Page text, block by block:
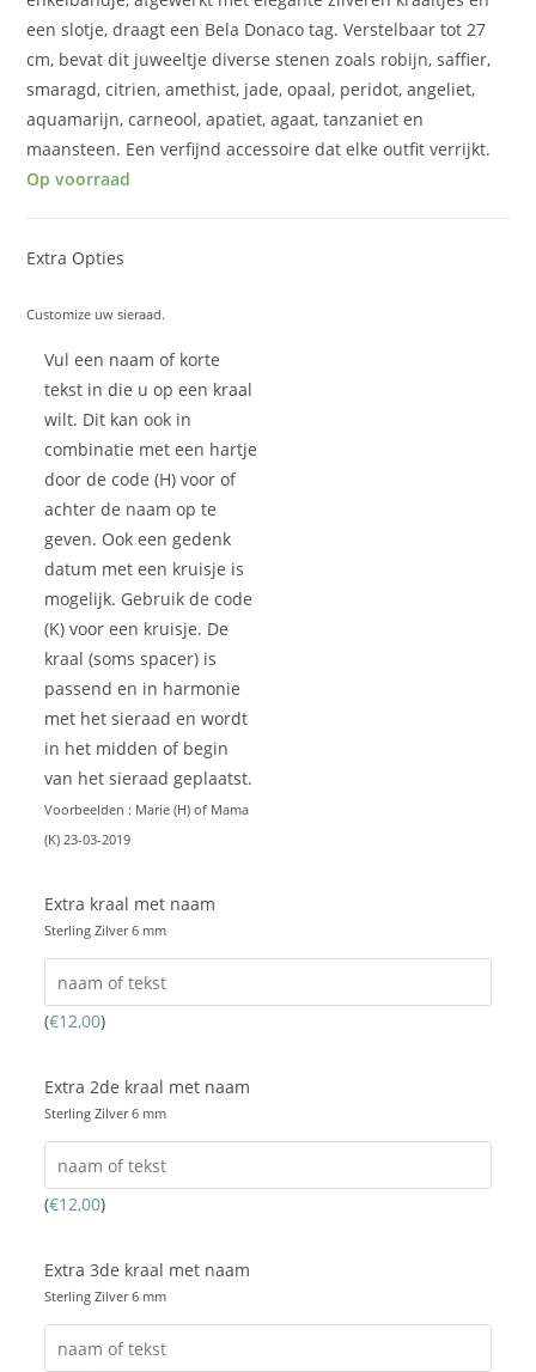
een slotje, draagt een Bela Donaco tag. Verstelbaar tot 27
cm, bevat dit juweeltje diverse stenen zoals robijn, saffier,
smaragd, citrien, amethist, jade, opaal, peridot, angeliet,
aquamarijn, carneool, apatiet, agaat, tanzaniet en
maansteen. Een verfijnd accessoire dat elke outfit verrijkt.
Op voorraad
Extra Opties
Customize uw sieraad.
Vul een naam of korte
tekst in die u op een kraal
wilt. Dit kan ook in
combinatie met een hartje
door de code (H) voor of
achter de naam op te
geven. Ook een gedenk
datum met een kruisje is
mogelijk. Gebruik de code
(K) voor een kruisje. De
kraal (soms spacer) is
passend en in harmonie
met het sieraad en wordt
in het midden of begin
van het sieraad geplaatst.
Voorbeelden : Marie (H) of Mama
(K) 23-03-2019
Extra kraal met naam
Sterling Zilver 6 mm
(€12,00)
Extra 2de kraal met naam
Sterling Zilver 6 mm
(€12,00)
Extra 3de kraal met naam
Sterling Zilver 6 mm